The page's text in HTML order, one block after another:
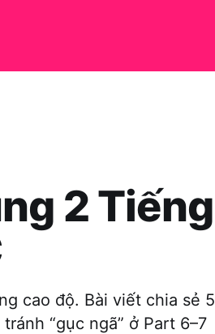
2 Tiếng
cao độ. Bài viết chia sẻ 5
“gục ngã” ở Part 6–7